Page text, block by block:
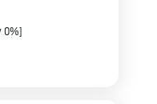
0%]